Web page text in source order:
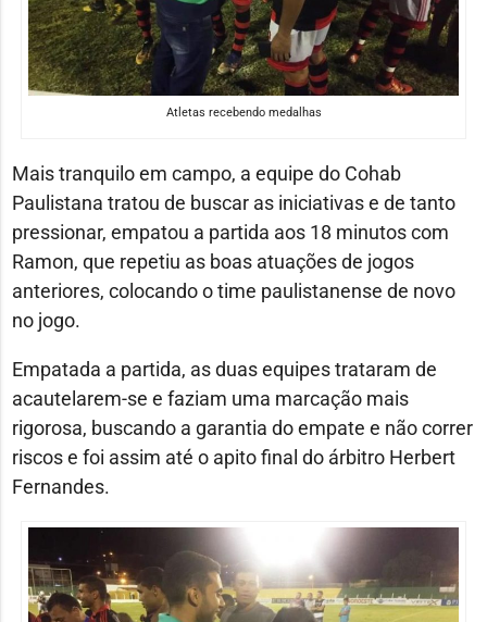
Atletas recebendo medalhas
Mais tranquilo em campo, a equipe do Cohab
Paulistana tratou de buscar as iniciativas e de tanto
pressionar, empatou a partida aos 18 minutos com
Ramon, que repetiu as boas atuações de jogos
anteriores, colocando o time paulistanense de novo
no jogo.
Empatada a partida, as duas equipes trataram de
acautelarem-se e faziam uma marcação mais
rigorosa, buscando a garantia do empate e não correr
riscos e foi assim até o apito final do árbitro Herbert
Fernandes.